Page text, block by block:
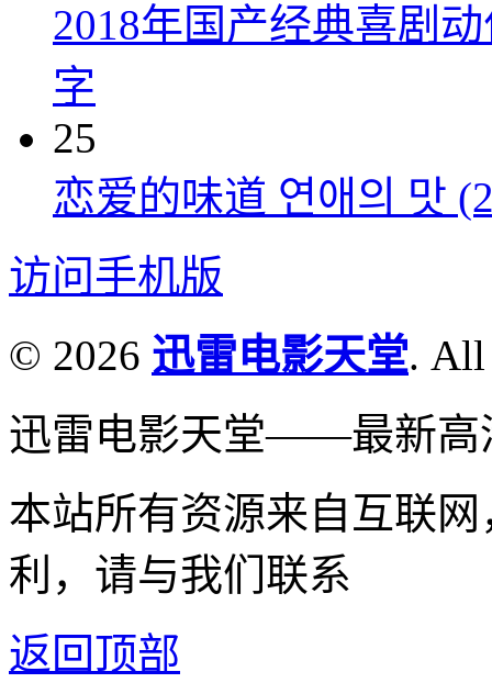
2018年国产经典喜剧
字
25
恋爱的味道 연애의 맛
访问手机版
© 2026 迅雷电影天堂. All
迅雷电影天堂——最新高
本站所有资源来自互联
利，请与我们联系
返回顶部